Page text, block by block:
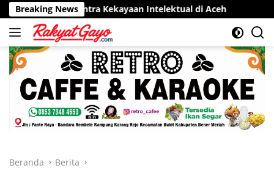
Langsung
ke
konten
Breaking News
Kekayaan Intelektual di Aceh RSUD Munyang
Beranda Berita